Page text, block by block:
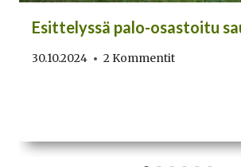
Esittelyssä palo-osastoitu
30.10.2024 2 Kommentit